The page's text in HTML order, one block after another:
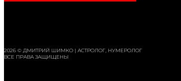
2026 © ДМИТРИЙ ШИМКО | АСТРОЛОГ, НУМЕРОЛОГ
ВСЕ ПРАВА ЗАЩИЩЕНЫ